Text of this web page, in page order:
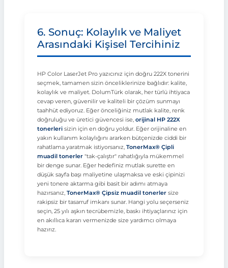
6. Sonuç: Kolaylık ve Maliyet
Arasındaki Kişisel Tercihiniz
HP Color LaserJet Pro yazıcınız için doğru 222X tonerini
seçmek, tamamen sizin önceliklerinize bağlıdır: kalite,
kolaylık ve maliyet. DolumTürk olarak, her türlü ihtiyaca
cevap veren, güvenilir ve kaliteli bir çözüm sunmayı
taahhüt ediyoruz. Eğer önceliğiniz mutlak kalite, renk
doğruluğu ve üretici güvencesi ise, orijinal HP 222X
tonerleri sizin için en doğru yoldur. Eğer orijinaline en
yakın kullanım kolaylığını ararken bütçenizde ciddi bir
rahatlama yaratmak istiyorsanız, TonerMax® Çipli
muadil tonerler "tak-çalıştır" rahatlığıyla mükemmel
bir denge sunar. Eğer hedefiniz mutlak surette en
düşük sayfa başı maliyetine ulaşmaksa ve eski çipinizi
yeni tonere aktarma gibi basit bir adımı atmaya
hazırsanız, TonerMax® Çipsiz muadil tonerler size
rakipsiz bir tasarruf imkanı sunar. Hangi yolu seçerseniz
seçin, 25 yılı aşkın tecrübemizle, baskı ihtiyaçlarınız için
en akıllıca kararı vermenizde size yardımcı olmaya
hazırız.